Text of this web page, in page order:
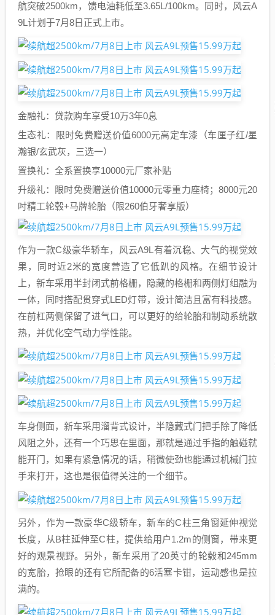
航突破2500km，馈电油耗低至3.65L/100km。同时，风云A
9L计划于7月8日正式上市。
金融礼：贷款购车享受10万3年0息
生态礼：限时免费赠送价值6000元高定车漆（车厘子红/星
瀚银/玄武灰，三选一）
置换礼：全系置换享10000元厂家补贴
升级礼：限时免费赠送价值10000元零重力座椅；8000元20
吋精工轮毂+马牌轮胎（限260伯牙奢享版）
作为一款C级豪华轿车，风云A9L有着沉稳、大气的视觉效
果，同时近2米的宽度营造了它低趴的风格。在细节设计
上，新车采用半封闭式前格栅，隐藏的格栅和两侧灯组融为
一体，同时搭配贯穿式LED灯带，设计简洁且富有科技感。
在前杠两侧保留了进气口，可以更好的给轮胎和制动系统散
热，并优化空气动力学性能。
车身侧面，新车采用溜背式设计，半隐藏式门把手除了降低
风阻之外，还有一个巧思在里面，那就是通过手指的触碰就
能开门，如果有紧急情况的话，稍微使劲也能通过机械门拉
手来打开，这也是很值得关注的一个细节。
另外，作为一款豪华C级轿车，新车的C柱三角窗延伸视觉
长度，从B柱延伸至C柱，提供给用户1.2m的侧窗，带来更
好的观景视野。另外，新车采用了20英寸的轮毂和245mm
的宽胎，抢眼的还有它所配备的6活塞卡钳，运动感也是拉
满的。